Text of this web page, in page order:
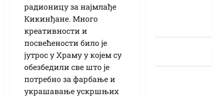
радионицу за најмлађе
Кикинђане. Много
креативности и
посвећености било је
јутрос у Храму у којем су
обезбедили све што је
потребно за фарбање и
украшавање ускршњих